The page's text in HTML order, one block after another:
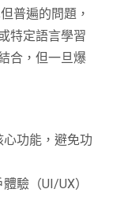
普遍的問題，
特定語言學習
合，但一旦爆
心功能，避免功
驗（UI/UX）